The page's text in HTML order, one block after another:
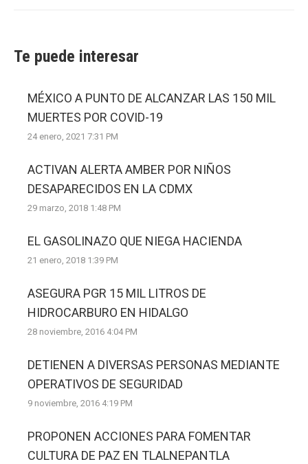
Te puede interesar
MÉXICO A PUNTO DE ALCANZAR LAS 150 MIL
MUERTES POR COVID-19
24 enero, 2021 7:31 PM
ACTIVAN ALERTA AMBER POR NIÑOS
DESAPARECIDOS EN LA CDMX
29 marzo, 2018 1:48 PM
EL GASOLINAZO QUE NIEGA HACIENDA
21 enero, 2018 1:39 PM
ASEGURA PGR 15 MIL LITROS DE
HIDROCARBURO EN HIDALGO
28 noviembre, 2016 4:04 PM
DETIENEN A DIVERSAS PERSONAS MEDIANTE
OPERATIVOS DE SEGURIDAD
9 noviembre, 2016 4:19 PM
PROPONEN ACCIONES PARA FOMENTAR
CULTURA DE PAZ EN TLALNEPANTLA